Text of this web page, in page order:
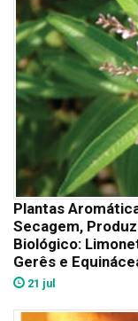
Plantas
Secagem,
Biológico:
Gerês e
21 jul